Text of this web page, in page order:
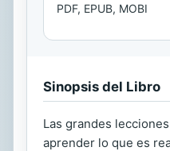
PDF, EPUB, MOBI
Sinopsis del Libro
Las grandes
aprender lo que es